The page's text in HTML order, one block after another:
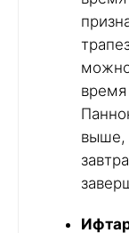
время
выше,